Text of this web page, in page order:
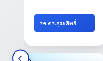
รศ.ดร.สุระสิทธิ์